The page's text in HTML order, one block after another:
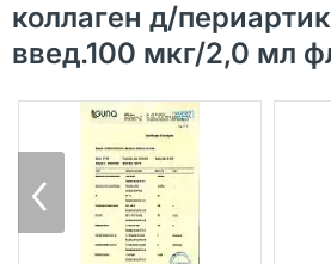
коллаген д/
введ.100 мкг/2,0 мл